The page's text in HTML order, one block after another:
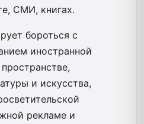
СМИ, книгах.
бороться с
иностранной
и искусства,
рекламе и